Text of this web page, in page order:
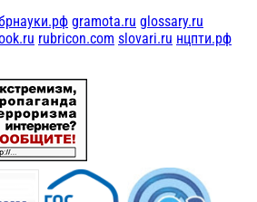
gramota.ru glossary.ru
rubricon.com slovari.ru нцпти.рф